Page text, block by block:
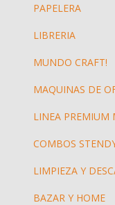
PAPELERA
LIBRERIA
MUNDO CRAFT!
MAQUINAS DE
LINEA PREMIUM
COMBOS
LIMPIEZA Y
BAZAR Y HOME